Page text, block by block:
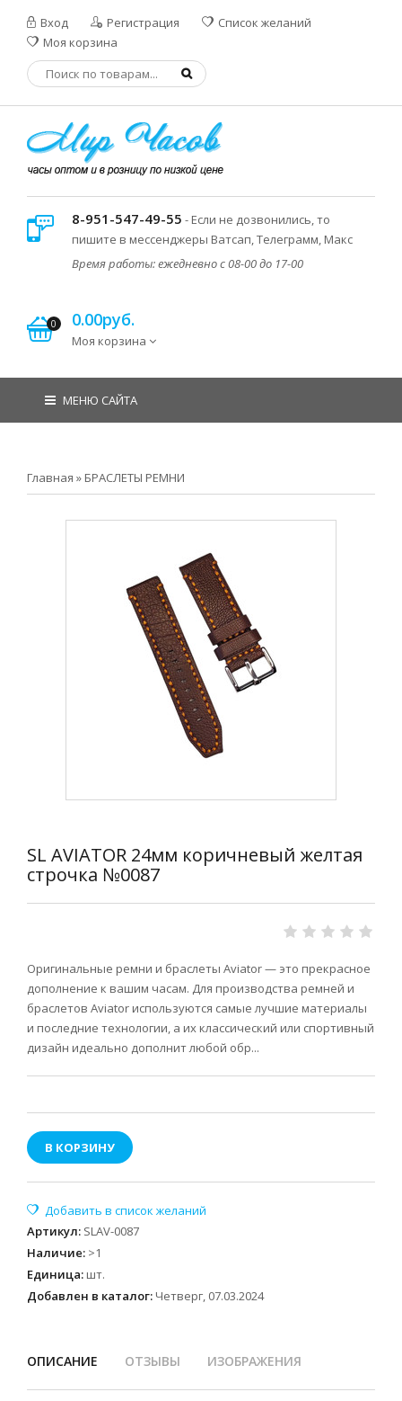
Вход Регистрация
Список желаний
Моя корзина
8-951-547-49-55 - Если не дозвонились, то
пишите в мессенджеры Ватсап, Телеграмм, Макс
Время работы: ежедневно с 08-00 до 17-00
0 0.00руб.
Моя корзина
МЕНЮ САЙТА
Главная » БРАСЛЕТЫ РЕМНИ
SL AVIATOR 24мм коричневый желтая
строчка №0087
Оригинальные ремни и браслеты Aviator — это прекрасное
дополнение к вашим часам. Для производства ремней и
браслетов Aviator используются самые лучшие материалы
и последние технологии, а их классический или спортивный
дизайн идеально дополнит любой обр...
В КОРЗИНУ
Артикул: SLAV-0087
Наличие: >1
Единица: шт.
Добавлен в каталог: Четверг, 07.03.2024
ОПИСАНИЕ ОТЗЫВЫ ИЗОБРАЖЕНИЯ